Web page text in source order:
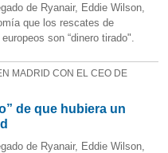
de Ryanair, Eddie Wilson,
que los rescates de
son “dinero tirado".
MADRID CON EL CEO DE
de que hubiera un
de Ryanair, Eddie Wilson,